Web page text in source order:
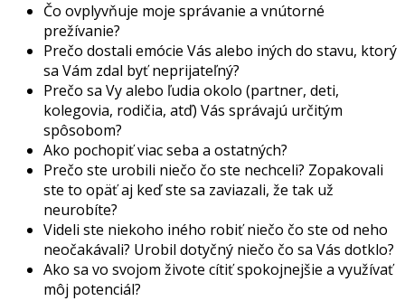
Čo ovplyvňuje moje správanie a vnútorné
prežívanie?
Prečo dostali emócie Vás alebo iných do stavu, ktorý
sa Vám zdal byť neprijateľný?
Prečo sa Vy alebo ľudia okolo (partner, deti,
kolegovia, rodičia, atď) Vás správajú určitým
spôsobom?
Ako pochopiť viac seba a ostatných?
Prečo ste urobili niečo čo ste nechceli? Zopakovali
ste to opäť aj keď ste sa zaviazali, že tak už
neurobíte?
Videli ste niekoho iného robiť niečo čo ste od neho
neočakávali? Urobil dotyčný niečo čo sa Vás dotklo?
Ako sa vo svojom živote cítiť spokojnejšie a využívať
môj potenciál?